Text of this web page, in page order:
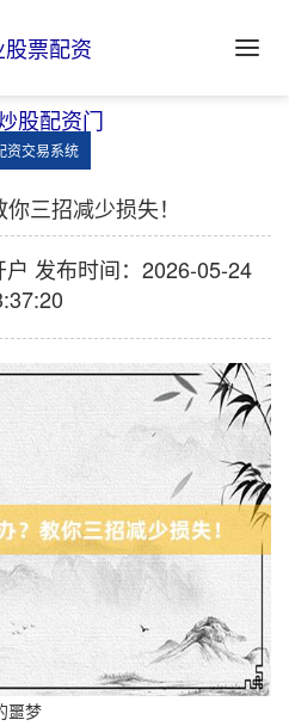
票配资
股配资门
资交易系统
三招减少损失！
发布时间：2026-05-24
噩梦